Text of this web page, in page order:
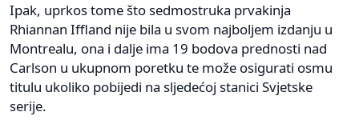
Ipak, uprkos tome što sedmostruka prvakinja
Rhiannan Iffland nije bila u svom najboljem izdanju u
Montrealu, ona i dalje ima 19 bodova prednosti nad
Carlson u ukupnom poretku te može osigurati osmu
titulu ukoliko pobijedi na sljedećoj stanici Svjetske
serije.